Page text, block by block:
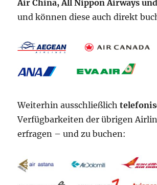
Air China, All Nippon Airways
und können diese auch direkt
Weiterhin ausschließlich
Verfügbarkeiten der übrigen
erfragen – und zu buchen: